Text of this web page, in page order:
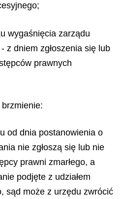
wygaśnięcia zarządu
z dniem zgłoszenia się lub
prawnych
od dnia postanowienia o
nie zgłoszą się lub nie
prawni zmarłego, a
podjęte z udziałem
sąd może z urzędu zwrócić